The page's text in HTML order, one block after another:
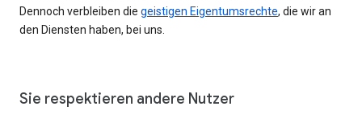
Dennoch verbleiben die geistigen Eigentumsrechte, die wir an
den Diensten haben, bei uns.
Sie respektieren andere Nutzer